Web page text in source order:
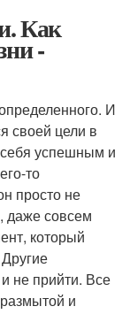
Как
-
И
своей цели в
успешным и
то
просто не
даже совсем
который
не прийти. Все
и